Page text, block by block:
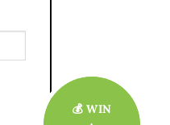
💰 WIN
💰 WIN